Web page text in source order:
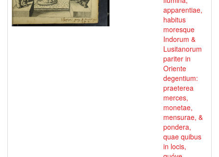
apparentiae,
habitus
moresque
Indorum &
Lusitanorum
pariter in
Oriente
degentium:
praeterea
merces,
monetae,
mensurae, &
pondera,
quae quibus
in locis,